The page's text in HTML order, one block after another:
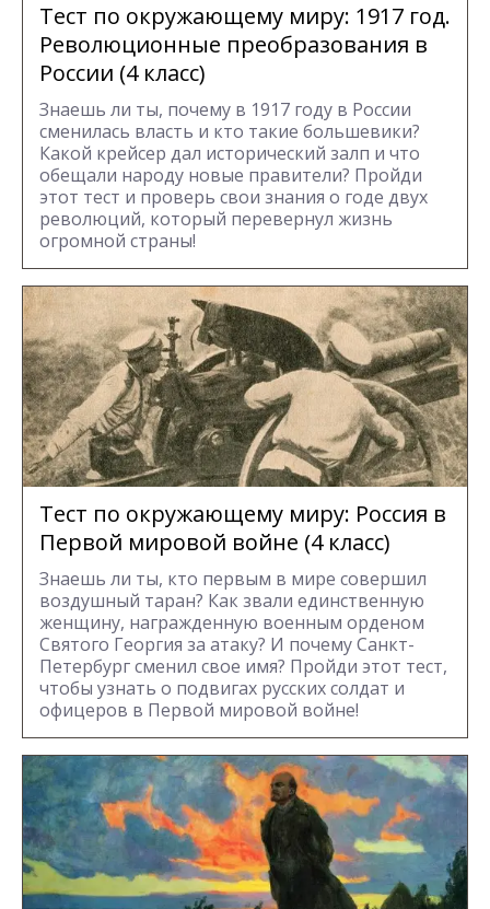
Тест по окружающему миру: 1917 год.
Революционные преобразования в
России (4 класс)
Знаешь ли ты, почему в 1917 году в России
сменилась власть и кто такие большевики?
Какой крейсер дал исторический залп и что
обещали народу новые правители? Пройди
этот тест и проверь свои знания о годе двух
революций, который перевернул жизнь
огромной страны!
Тест по окружающему миру: Россия в
Первой мировой войне (4 класс)
Знаешь ли ты, кто первым в мире совершил
воздушный таран? Как звали единственную
женщину, награжденную военным орденом
Святого Георгия за атаку? И почему Санкт-
Петербург сменил свое имя? Пройди этот тест,
чтобы узнать о подвигах русских солдат и
офицеров в Первой мировой войне!